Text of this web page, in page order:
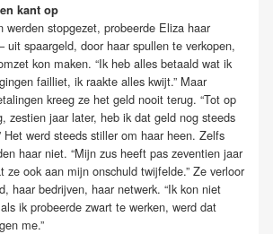
kant op
werden stopgezet, probeerde Eliza haar
uit spaargeld, door haar spullen te verkopen,
kon maken. “Ik heb alles betaald wat ik
failliet, ik raakte alles kwijt.” Maar
kreeg ze het geld nooit terug. “Tot op
zestien jaar later, heb ik dat geld nog steeds
Het werd steeds stiller om haar heen. Zelfs
haar niet. “Mijn zus heeft pas zeventien jaar
ze ook aan mijn onschuld twijfelde.” Ze verloor
haar bedrijven, haar netwerk. “Ik kon niet
ik probeerde zwart te werken, werd dat
me.”